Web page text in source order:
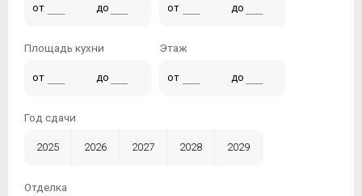
от до от до
Площадь кухни
от до
Этаж
от до
Год сдачи
2025 2026 2027 2028 2029
Отделка